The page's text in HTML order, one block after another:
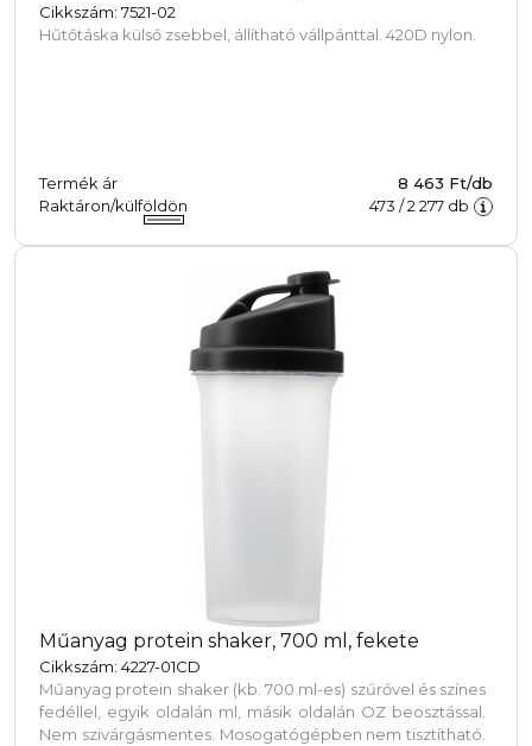
Cikkszám: 7521-02
Hűtőtáska külső zsebbel, állítható vállpánttal. 420D nylon.
Termék ár
8 463 Ft/db
Raktáron/külföldön
473 /2 277 db
Műanyag protein shaker, 700 ml, fekete
Cikkszám: 4227-01CD
Műanyag protein shaker (kb. 700 ml-es) szűrővel és színes
fedéllel, egyik oldalán ml, másik oldalán OZ beosztással.
Nem szivárgásmentes. Mosogatógépben nem tisztítható.